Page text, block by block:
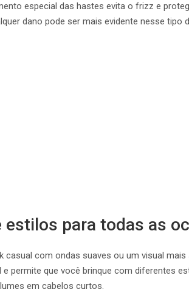
especial das hastes evita o frizz e
dano pode ser mais evidente nesse tipo
estilos para todas as
casual com ondas suaves ou um visual
permite que você brinque com diferentes
em cabelos curtos.